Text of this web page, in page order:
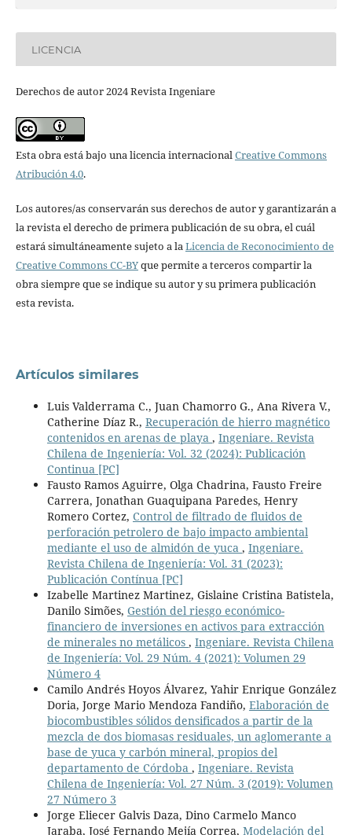
LICENCIA
Derechos de autor 2024 Revista Ingeniare
Esta obra está bajo una licencia internacional Creative Commons
Atribución 4.0.
Los autores/as conservarán sus derechos de autor y garantizarán a
la revista el derecho de primera publicación de su obra, el cuál
estará simultáneamente sujeto a la Licencia de Reconocimiento de
Creative Commons CC-BYque permite a terceros compartir la
obra siempre que se indique su autor y su primera publicación
esta revista.
Artículos similares
Luis Valderrama C., Juan Chamorro G., Ana Rivera V.,
Catherine Díaz R., Recuperación de hierro magnético
contenidos en arenas de playa , Ingeniare. Revista
Chilena de Ingeniería: Vol. 32 (2024): Publicación
Continua [PC]
Fausto Ramos Aguirre, Olga Chadrina, Fausto Freire
Carrera, Jonathan Guaquipana Paredes, Henry
Romero Cortez, Control de filtrado de fluidos de
perforación petrolero de bajo impacto ambiental
mediante el uso de almidón de yuca , Ingeniare.
Revista Chilena de Ingeniería: Vol. 31 (2023):
Publicación Contínua [PC]
Izabelle Martinez Martinez, Gislaine Cristina Batistela,
Danilo Simões, Gestión del riesgo económico-
financiero de inversiones en activos para extracción
de minerales no metálicos , Ingeniare. Revista Chilena
de Ingeniería: Vol. 29 Núm. 4 (2021): Volumen 29
Número 4
Camilo Andrés Hoyos Álvarez, Yahir Enrique González
Doria, Jorge Mario Mendoza Fandiño, Elaboración de
biocombustibles sólidos densificados a partir de la
mezcla de dos biomasas residuales, un aglomerante a
base de yuca y carbón mineral, propios del
departamento de Córdoba , Ingeniare. Revista
Chilena de Ingeniería: Vol. 27 Núm. 3 (2019): Volumen
27 Número 3
Jorge Eliecer Galvis Daza, Dino Carmelo Manco
Jaraba, José Fernando Mejía Correa, Modelación del